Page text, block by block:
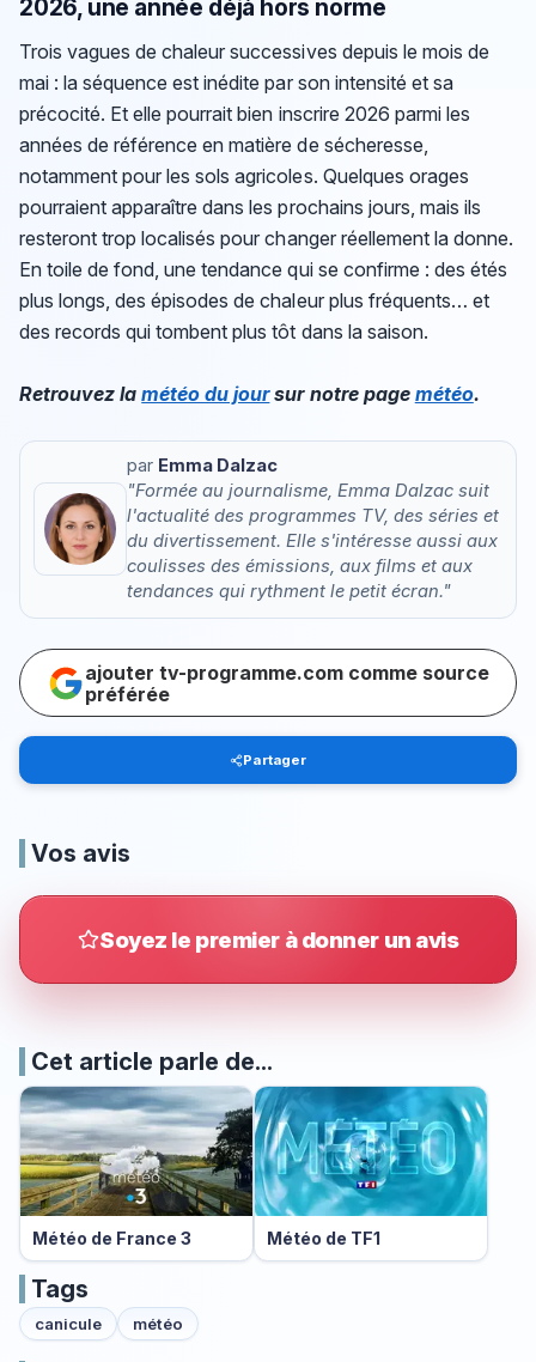
2026, une année déjà hors norme
Trois vagues de chaleur successives depuis le mois de
mai : la séquence est inédite par son intensité et sa
précocité. Et elle pourrait bien inscrire 2026 parmi les
années de référence en matière de sécheresse,
notamment pour les sols agricoles. Quelques orages
pourraient apparaître dans les prochains jours, mais ils
resteront trop localisés pour changer réellement la donne.
En toile de fond, une tendance qui se confirme : des étés
plus longs, des épisodes de chaleur plus fréquents… et
des records qui tombent plus tôt dans la saison.
Retrouvez lamétéo du joursur notre page météo.
par Emma Dalzac
"Formée au journalisme, Emma Dalzac suit
l'actualité des programmes TV, des séries et
du divertissement. Elle s'intéresse aussi aux
coulisses des émissions, aux films et aux
tendances qui rythment le petit écran."
ajouter tv-programme.com comme source
préférée
Partager
Vos avis
Soyez le premier à donner un avis
Cet article parle de...
Météo de France 3 Météo de TF1
Tags
canicule météo